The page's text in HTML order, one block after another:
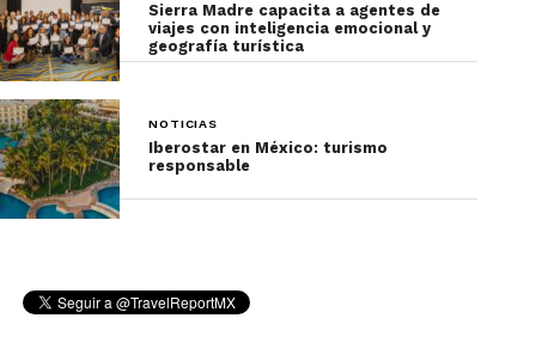
Sierra Madre capacita a agentes de
viajes con inteligencia emocional y
geografía turística
NOTICIAS
Iberostar en México: turismo
responsable